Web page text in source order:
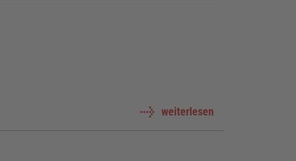
weiterlesen